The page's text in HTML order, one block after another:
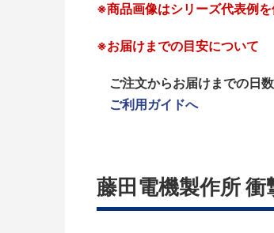
※商品画像はシリーズ代表例
※お届けまでの目安について
ご注文からお届けまでの日
ご利用ガイドへ
藤田電機製作所